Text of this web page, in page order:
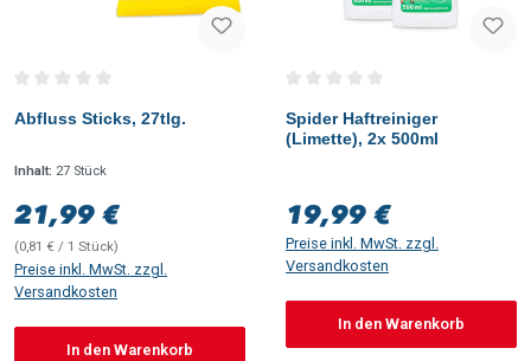
Abfluss Sticks, 27tlg.
Inhalt: 27 Stück
Regulärer Preis:
21,99 €
(0,81 € / 1 Stück)
Preise inkl. MwSt. zzgl.
Versandkosten
In den Warenkorb
Spider Haftreiniger
(Limette), 2x 500ml
Regulärer Preis:
19,99 €
Preise inkl. MwSt. zzgl.
Versandkosten
In den Warenkorb